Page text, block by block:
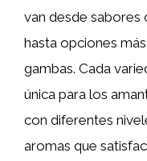
van desde
hasta opciones
gambas. Cada
única para los
con diferentes
aromas que